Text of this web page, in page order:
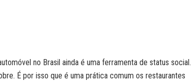
no Brasil ainda é uma ferramenta de status social.
É por isso que é uma prática comum os restaurantes